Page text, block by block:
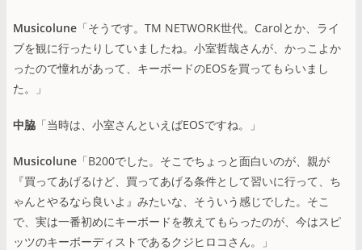
Musicolune 「そうです。TM NETWORK世代。Carolとか、ライ
ブを観に行ったりしていましたね。小室哲哉さんが、かっこよか
ったので憧れがあって、キーボードのEOSを買ってもらいまし
た。」
中脇 「当時は、小室さんといえばEOSですね。」
Musicolune 「B200でした。そこでちょっと面白いのが、親が
『買ってあげるけど、買ってあげる条件として習いに行って、ち
ゃんとやるなら良いよ』みたいな、そういう感じでした。そこ
で、実は一番初めにキーボードを教えてもらったのが、今はスピ
ッツのキーボーディストであるクジヒロコさん。」